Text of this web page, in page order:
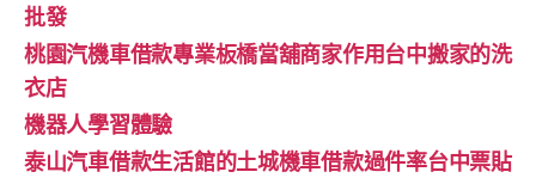
批發
桃園汽機車借款專業板橋當舖商家作用台中搬家的洗
衣店
機器人學習體驗‎
泰山汽車借款生活館的土城機車借款過件率台中票貼